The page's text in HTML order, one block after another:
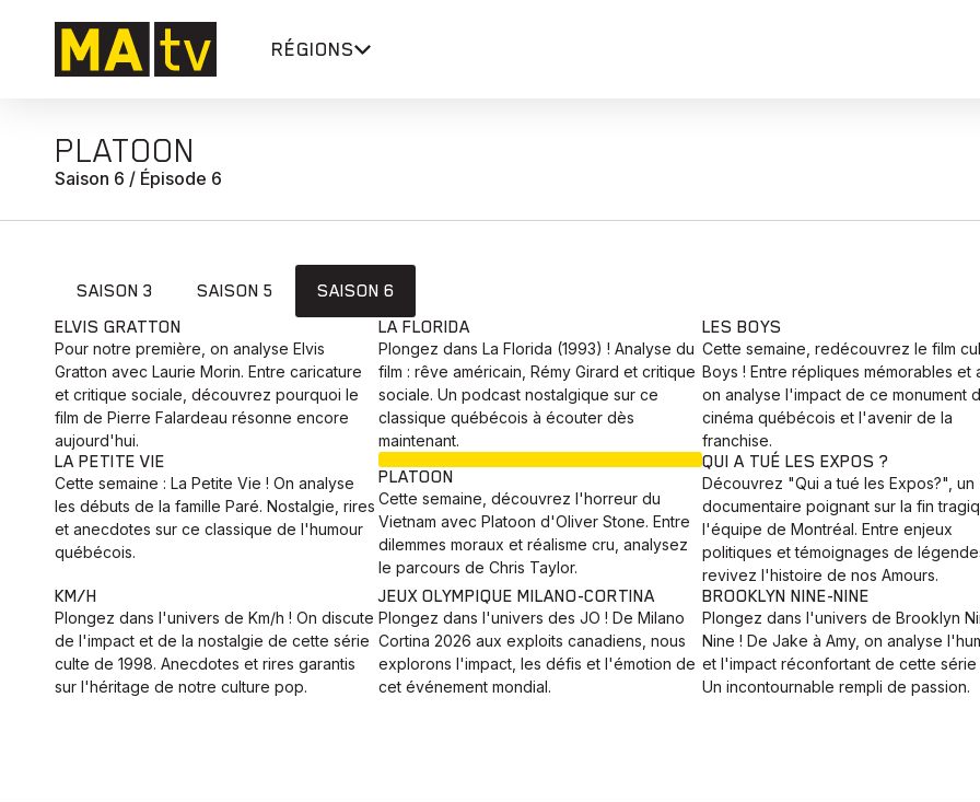
RÉGIONS
PLATOON
Saison 6 / Épisode 6
SAISON 3 SAISON 5
SAISON 6
ELVIS GRATTON
Pour notre première, on analyse Elvis
Gratton avec Laurie Morin. Entre caricature
et critique sociale, découvrez pourquoi le
film de Pierre Falardeau résonne encore
aujourd'hui.
LA FLORIDA
Plongez dans La Florida (1993) ! Analyse du
film : rêve américain, Rémy Girard et critique
sociale. Un podcast nostalgique sur ce
classique québécois à écouter dès
maintenant.
LES BOYS
Cette semaine, redécouvrez le film
Boys ! Entre répliques mémorables et
on analyse l'impact de ce monument
cinéma québécois et l'avenir de la
franchise.
LA PETITE VIE
Cette semaine : La Petite Vie ! On analyse
les débuts de la famille Paré. Nostalgie, rires
et anecdotes sur ce classique de l'humour
québécois.
PLATOON
Cette semaine, découvrez l'horreur du
Vietnam avec Platoon d'Oliver Stone. Entre
dilemmes moraux et réalisme cru, analysez
le parcours de Chris Taylor.
QUI A TUÉ LES EXPOS ?
Découvrez "Qui a tué les Expos?", un
documentaire poignant sur la fin
l'équipe de Montréal. Entre enjeux
politiques et témoignages de
revivez l'histoire de nos Amours.
KM/H
Plongez dans l'univers de Km/h ! On discute
de l'impact et de la nostalgie de cette série
culte de 1998. Anecdotes et rires garantis
sur l'héritage de notre culture pop.
JEUX OLYMPIQUE MILANO-CORTINA
Plongez dans l'univers des JO ! De Milano
Cortina 2026 aux exploits canadiens, nous
explorons l'impact, les défis et l'émotion de
cet événement mondial.
BROOKLYN NINE-NINE
Plongez dans l'univers de Brooklyn
Nine ! De Jake à Amy, on analyse
et l'impact réconfortant de cette série
Un incontournable rempli de passion.